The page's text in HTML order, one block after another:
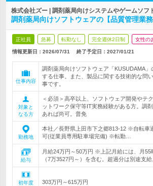
株式会社ズー | 調剤薬局向けシステムやゲームソフ
調剤薬局向けソフトウェアの【品質管理業
正社員 急募 転勤なし 完全週休2日制 女性の
情報更新日：2026/07/31 終了予定日： 2027/01/21
仕事内容
調剤薬局向けソフトウェア「KUSUDAMA」
する仕事。また、製品に関する技術的な問
事です。
対象と
なる方
＜必須＞高卒以上、ソフトウェア開発やテ
ットワーク保守等IT実務経験がある方。調
あれば尚可。普免
勤務地
本社／長野県上田市下之郷813-12 ※自転車
可(従業員専用駐車場完備) ※転勤…
給与
月給24万円～50万円 ※上記月給には、月55
（7万3527円～）を含む。超過分は別途支
初年度
303万円～615万円